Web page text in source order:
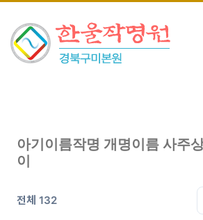
아기이름작명 개명이름 사주
이
전체 132